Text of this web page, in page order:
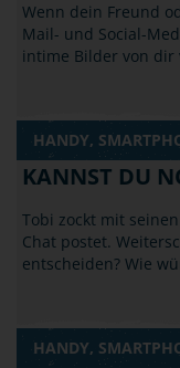
Wenn dein Freund
Mail- und Social-
intime Bilder von dir
HANDY,
KANNST DU
Tobi zockt mit
Chat postet.
entscheiden? Wie
HANDY,